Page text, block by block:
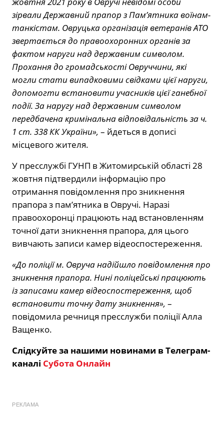
зірвали Державний прапор з Пам’ятника воїнам-
танкістам. Овруцька організація ветеранів АТО
звертається до правоохоронних органів за
фактом наруги над державним символом.
Прохання до громадськості Овруччини, які
могли стати випадковими свідками цієї наруги,
допомогти встановити учасників цієї ганебної
події. За наругу над державним символом
передбачена кримінальна відповідальність за ч.
1 ст. 338 КК України», – йдеться в дописі
місцевого жителя.
У пресслужбі ГУНП в Житомирській області 28
жовтня підтвердили інформацію про
отримання повідомлення про зникнення
прапора з пам’ятника в Овручі. Наразі
правоохоронці працюють над встановленням
точної дати зникнення прапора, для цього
вивчають записи камер відеоспостереження.
«До поліції м. Овруча надійшло повідомлення про
зникнення прапора. Нині поліцейські працюють
із записами камер відеоспостереження, щоб
встановити точну дату зникнення», –
повідомила речниця пресслужби поліції Алла
Ващенко.
Слідкуйте за нашими новинами в Телеграм-
каналі Субота Онлайн
РЕКЛАМА